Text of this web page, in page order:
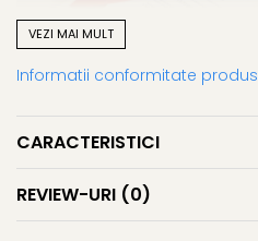
VEZI MAI MULT
Informatii conformitate produs
CARACTERISTICI
REVIEW-URI (0)